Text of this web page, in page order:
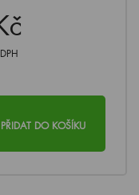
PŘIDAT DO KOŠÍKU